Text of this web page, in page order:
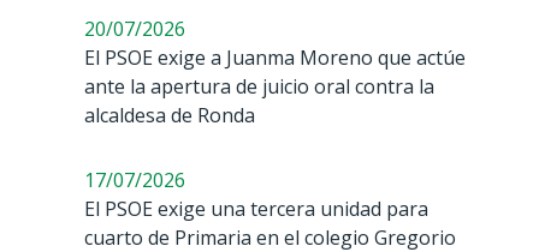
20/07/2026
El PSOE exige a Juanma Moreno que actúe
ante la apertura de juicio oral contra la
alcaldesa de Ronda
17/07/2026
El PSOE exige una tercera unidad para
cuarto de Primaria en el colegio Gregorio